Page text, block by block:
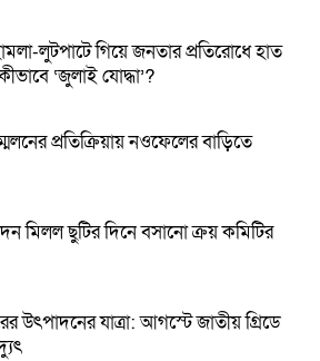
লুটপাটে গিয়ে জনতার প্রতিরোধে হাত
‘জুলাই যোদ্ধা’?
প্রতিক্রিয়ায় নওফেলের বাড়িতে
মিলল ছুটির দিনে বসানো ক্রয় কমিটির
উৎপাদনের যাত্রা: আগস্টে জাতীয় গ্রিডে